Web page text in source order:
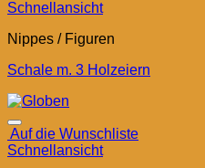
Schnellansicht
Nippes / Figuren
Schale m. 3 Holzeiern
Auf die Wunschliste
Schnellansicht